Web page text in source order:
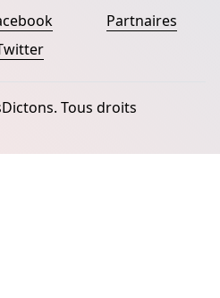
Partnaires
Tous droits